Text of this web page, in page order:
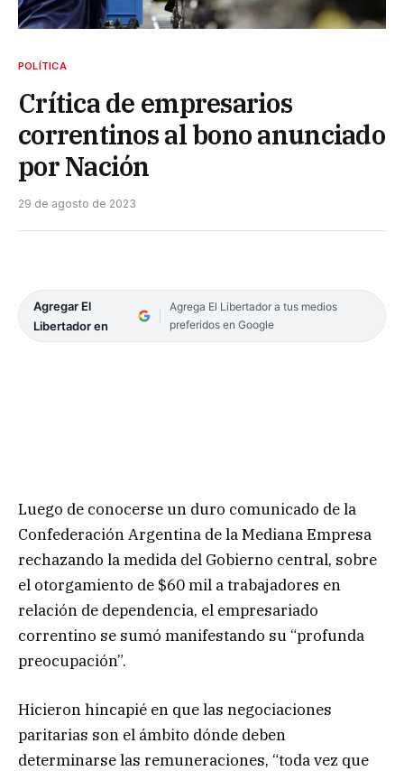
POLÍTICA
Crítica de empresarios
correntinos al bono anunciado
por Nación
29 de agosto de 2023
Agregar El
Libertador en
Agrega El Libertador a tus medios
preferidos en Google
Luego de conocerse un duro comunicado de la
Confederación Argentina de la Mediana Empresa
rechazando la medida del Gobierno central, sobre
el otorgamiento de $60 mil a trabajadores en
relación de dependencia, el empresariado
correntino se sumó manifestando su “profunda
preocupación”.
Hicieron hincapié en que las negociaciones
paritarias son el ámbito dónde deben
determinarse las remuneraciones, “toda vez que